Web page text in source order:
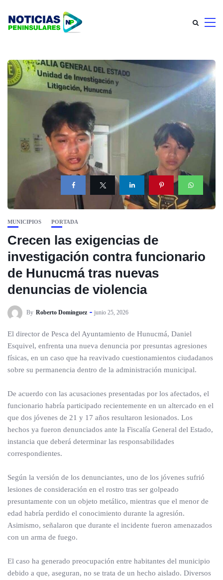
MUNICIPIOS PORTADA
Crecen las exigencias de
investigación contra funcionario
de Hunucmá tras nuevas
denuncias de violencia
By Roberto Dominguez junio 25, 2026
El director de Pesca del Ayuntamiento de Hunucmá, Daniel
Esquivel, enfrenta una nueva denuncia por presuntas agresiones
físicas, en un caso que ha reavivado cuestionamientos ciudadanos
sobre su permanencia dentro de la administración municipal.
De acuerdo con las acusaciones presentadas por los afectados, el
funcionario habría participado recientemente en un altercado en el
que dos jóvenes de 21 y 17 años resultaron lesionados. Los
hechos ya fueron denunciados ante la Fiscalía General del Estado,
instancia que deberá determinar las responsabilidades
correspondientes.
Según la versión de los denunciantes, uno de los jóvenes sufrió
lesiones de consideración en el rostro tras ser golpeado
presuntamente con un objeto metálico, mientras que el menor de
edad habría perdido el conocimiento durante la agresión.
Asimismo, señalaron que durante el incidente fueron amenazados
con un arma de fuego.
El caso ha generado preocupación entre habitantes del municipio
debido a que, aseguran, no se trata de un hecho aislado. Diversos